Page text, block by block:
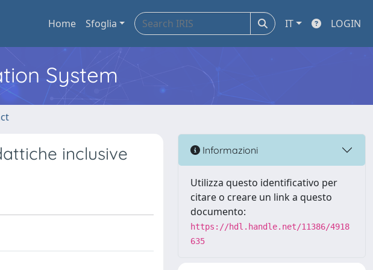
Home Sfoglia IT LOGIN
System
inclusive Informazioni
Utilizza questo identificativo per
citare o creare un link a questo
documento:
https://hdl.handle.net/11386/4918
635